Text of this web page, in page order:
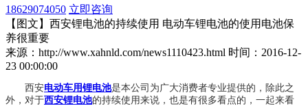
18629074050 立即咨询
【图文】西安锂电池的持续使用 电动车锂电池的使用电池保
养很重要
来源：http://www.xahnld.com/news1110423.html 时间：2016-12-
23 00:00:00
西安电动车用锂电池是本公司为广大消费者专业提供的，除此之
外，对于西安锂电池的持续使用来说，也是有很多看点的，一起来看